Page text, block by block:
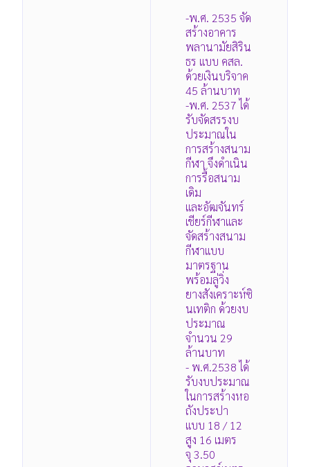
-พ.ศ. 2535 จัด
สร้างอาคาร
พลานามัยสิริน
ธร แบบ คสล.
ด้วยเงินบริจาค
45 ล้านบาท
-พ.ศ. 2537 ได้
รับจัดสรรงบ
ประมาณใน
การสร้างสนาม
กีฬา จึงดำเนิน
การรื้อสนาม
เดิม
และอัฒจันทร์
เชียร์กีฬาและ
จัดสร้างสนาม
กีฬาแบบ
มาตรฐาน
พร้อมลู่วิ่ง
ยางสังเคราะห์ซิ
นเทติก ด้วยงบ
ประมาณ
จำนวน 29
ล้านบาท
- พ.ศ.2538 ได้
รับงบประมาณ
ในการสร้างหอ
ถังประปา
แบบ 18 / 12
สูง 16 เมตร
จุ 3.50